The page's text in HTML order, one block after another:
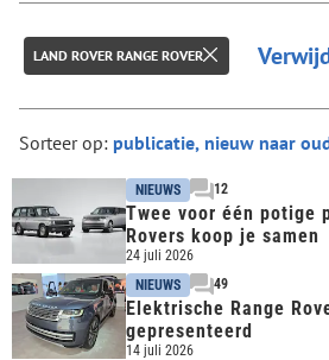
LAND ROVER RANGE ROVER
Sorteer op:
NIEUWS 12
Twee voor één potige
Rovers koop je samen
24 juli 2026
NIEUWS
49
Elektrische Range
gepresenteerd
14 juli 2026